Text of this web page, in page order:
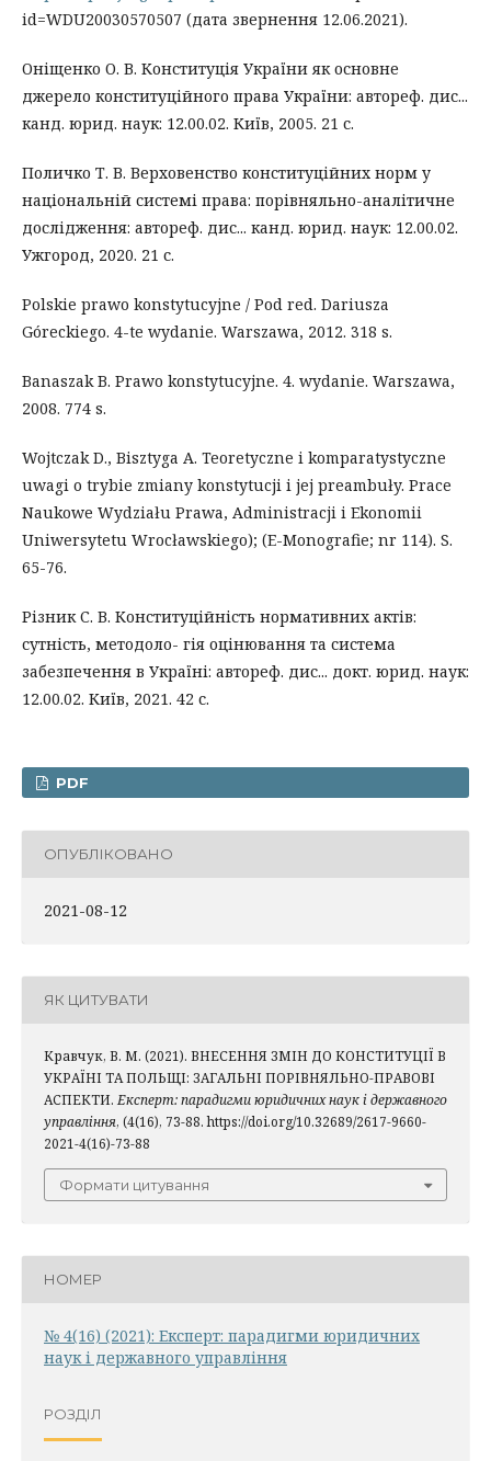
id=WDU20030570507 (дата звернення 12.06.2021).
Оніщенко О. В. Конституція України як основне
джерело конституційного права України: автореф. дис...
канд. юрид. наук: 12.00.02. Київ, 2005. 21 с.
Поличко Т. В. Верховенство конституційних норм у
національній системі права: порівняльно-аналітичне
дослідження: автореф. дис... канд. юрид. наук: 12.00.02.
Ужгород, 2020. 21 с.
Polskie prawo konstytucyjne / Pod red. Dariusza
Góreckiego. 4-te wydanie. Warszawa, 2012. 318 s.
Banaszak B. Prawo konstytucyjne. 4. wydanie. Warszawa,
2008. 774 s.
Wojtczak D., Bisztyga A. Teoretyczne i komparatystyczne
uwagi o trybie zmiany konstytucji i jej preambuły. Prace
Naukowe Wydziału Prawa, Administracji i Ekonomii
Uniwersytetu Wrocławskiego); (E-Monografie; nr 114). S.
65-76.
Різник С. В. Конституційність нормативних актів:
сутність, методоло- гія оцінювання та система
забезпечення в Україні: автореф. дис... докт. юрид. наук:
12.00.02. Київ, 2021. 42 с.
PDF
ОПУБЛІКОВАНО
2021-08-12
ЯК ЦИТУВАТИ
Кравчук, В. М. (2021). ВНЕСЕННЯ ЗМІН ДО КОНСТИТУЦІЇ В
УКРАЇНІ ТА ПОЛЬЩІ: ЗАГАЛЬНІ ПОРІВНЯЛЬНО-ПРАВОВІ
АСПЕКТИ. Експерт: парадигми юридичних наук і державного
управління, (4(16), 73-88. https://doi.org/10.32689/2617-9660-
2021-4(16)-73-88
Формати цитування
НОМЕР
№ 4(16) (2021): Експерт: парадигми юридичних
наук і державного управління
РОЗДІЛ